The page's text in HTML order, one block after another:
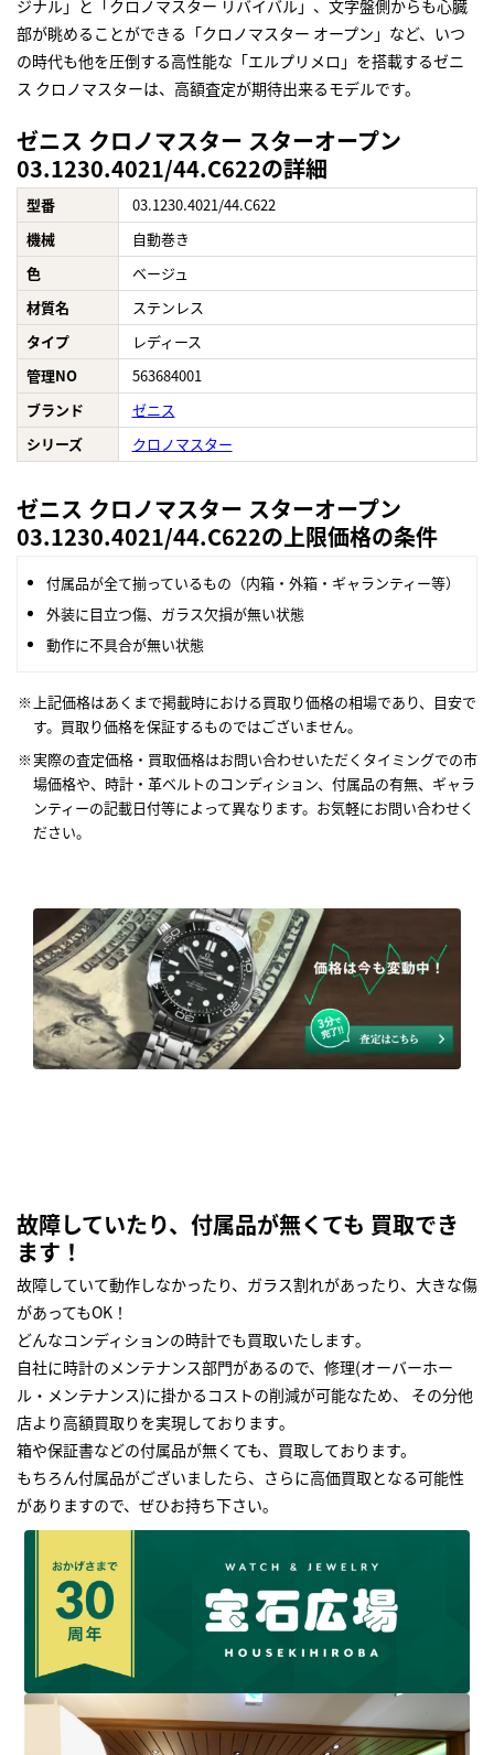
ジナル」と「クロノマスター リバイバル」、文字盤側からも心臓
部が眺めることができる「クロノマスター オープン」など、いつ
の時代も他を圧倒する高性能な「エルプリメロ」を搭載するゼニ
ス クロノマスターは、高額査定が期待出来るモデルです。
ゼニス クロノマスター スターオープン
03.1230.4021/44.C622の詳細
型番
03.1230.4021/44.C622
機械
自動巻き
色
ベージュ
材質名
ステンレス
タイプ
レディース
管理NO
563684001
ブランド
ゼニス
シリーズ
クロノマスター
ゼニス クロノマスター スターオープン
03.1230.4021/44.C622の上限価格の条件
付属品が全て揃っているもの（内箱・外箱・ギャランティー等）
外装に目立つ傷、ガラス欠損が無い状態
動作に不具合が無い状態
上記価格はあくまで掲載時における買取り価格の相場であり、目安で
す。買取り価格を保証するものではございません。
実際の査定価格・買取価格はお問い合わせいただくタイミングでの市
場価格や、時計・革ベルトのコンディション、付属品の有無、ギャラ
ンティーの記載日付等によって異なります。お気軽にお問い合わせく
ださい。
故障していたり、付属品が無くても 買取でき
ます！
故障していて動作しなかったり、ガラス割れがあったり、大きな傷
があってもOK！
どんなコンディションの時計でも買取いたします｡
自社に時計のメンテナンス部門があるので、修理(オーバーホー
ル・メンテナンス)に掛かるコストの削減が可能なため、 その分他
店より高額買取りを実現しております｡
箱や保証書などの付属品が無くても、買取しております。
もちろん付属品がございましたら、さらに高価買取となる可能性
がありますので、ぜひお持ち下さい｡